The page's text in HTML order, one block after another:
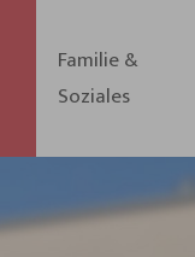
Familie &
Soziales